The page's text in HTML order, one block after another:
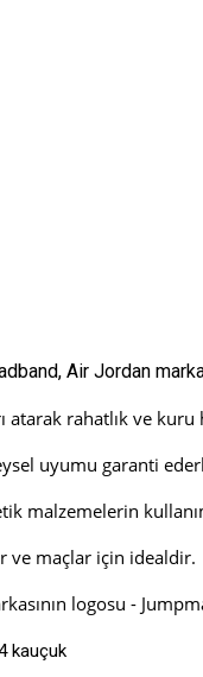
Air Jordan
atarak rahatlık ve kuru
uyumu garanti
malzemelerin
ve maçlar için idealdir.
logosu -
kauçuk